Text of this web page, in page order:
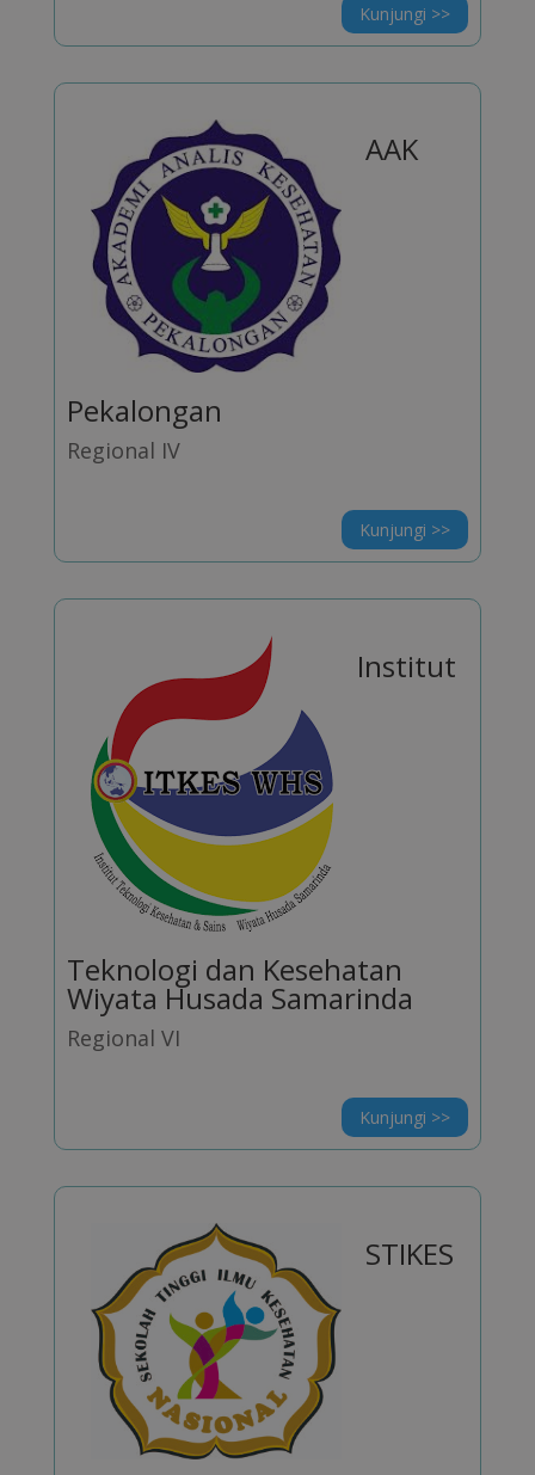
Kunjungi >>
AAK
Pekalongan
Regional IV
Kunjungi >>
Institut
Teknologi dan Kesehatan
Wiyata Husada Samarinda
Regional VI
Kunjungi >>
STIKES